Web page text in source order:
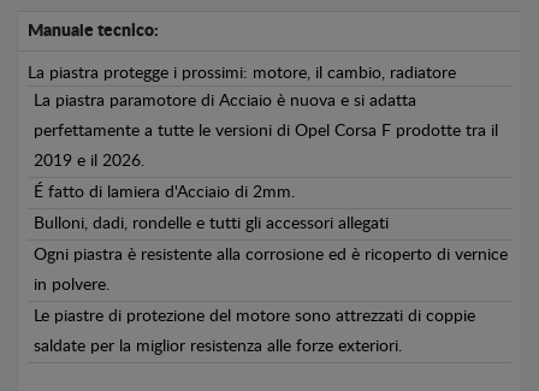
Manuale tecnico:
La piastra protegge i prossimi: motore, il cambio, radiatore
La piastra paramotore di Acciaio è nuova e si adatta
perfettamente a tutte le versioni di Opel Corsa F prodotte tra il
2019 e il 2026.
É fatto di lamiera d'Acciaio di 2mm.
Bulloni, dadi, rondelle e tutti gli accessori allegati
Ogni piastra è resistente alla corrosione ed è ricoperto di vernice
in polvere.
Le piastre di protezione del motore sono attrezzati di coppie
saldate per la miglior resistenza alle forze exteriori.